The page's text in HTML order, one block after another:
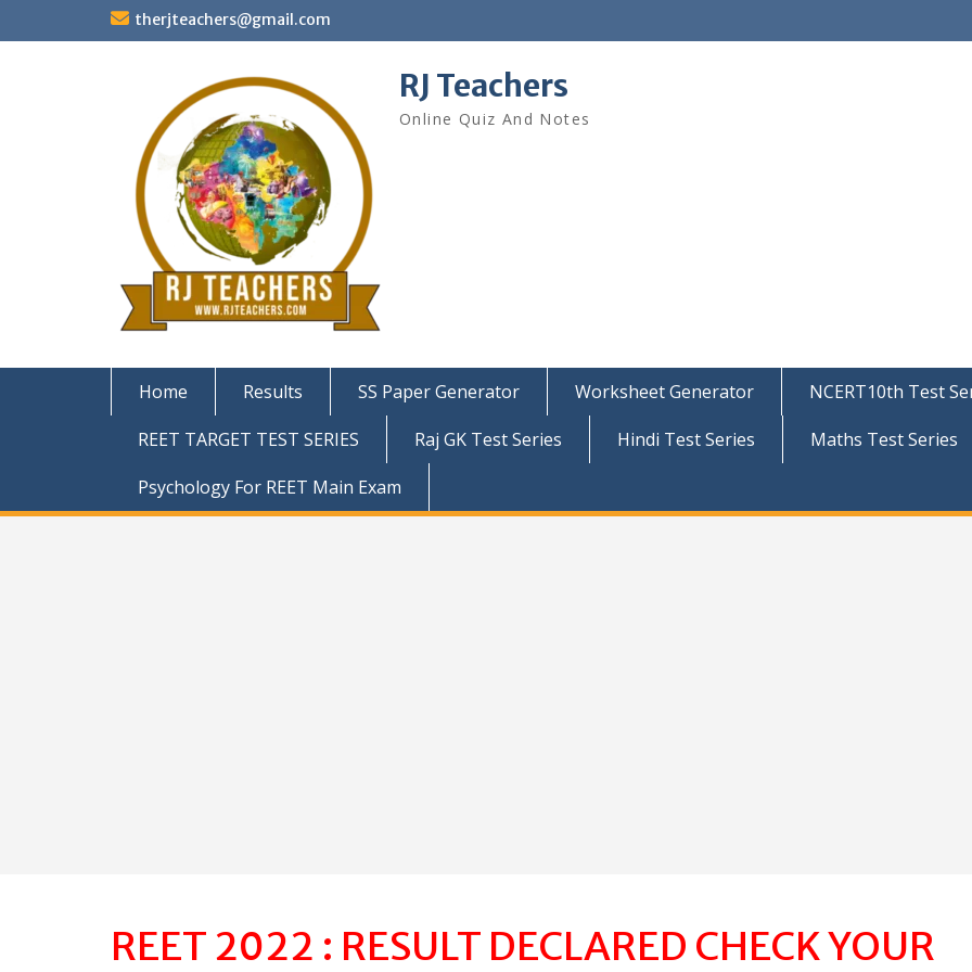
therjteachers@gmail.com
RJ Teachers
Online Quiz And Notes
Home Results SS Paper Generator Worksheet Generator NCERT10th Test
REET TARGET TEST SERIES
Raj GK Test Series Hindi Test Series Maths Test Series
Psychology For REET Main Exam
REET 2022 : RESULT DECLARED CHECK YOUR